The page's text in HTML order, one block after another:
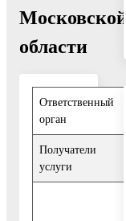
Московской
области
Ответственный
орган
Получатели
услуги